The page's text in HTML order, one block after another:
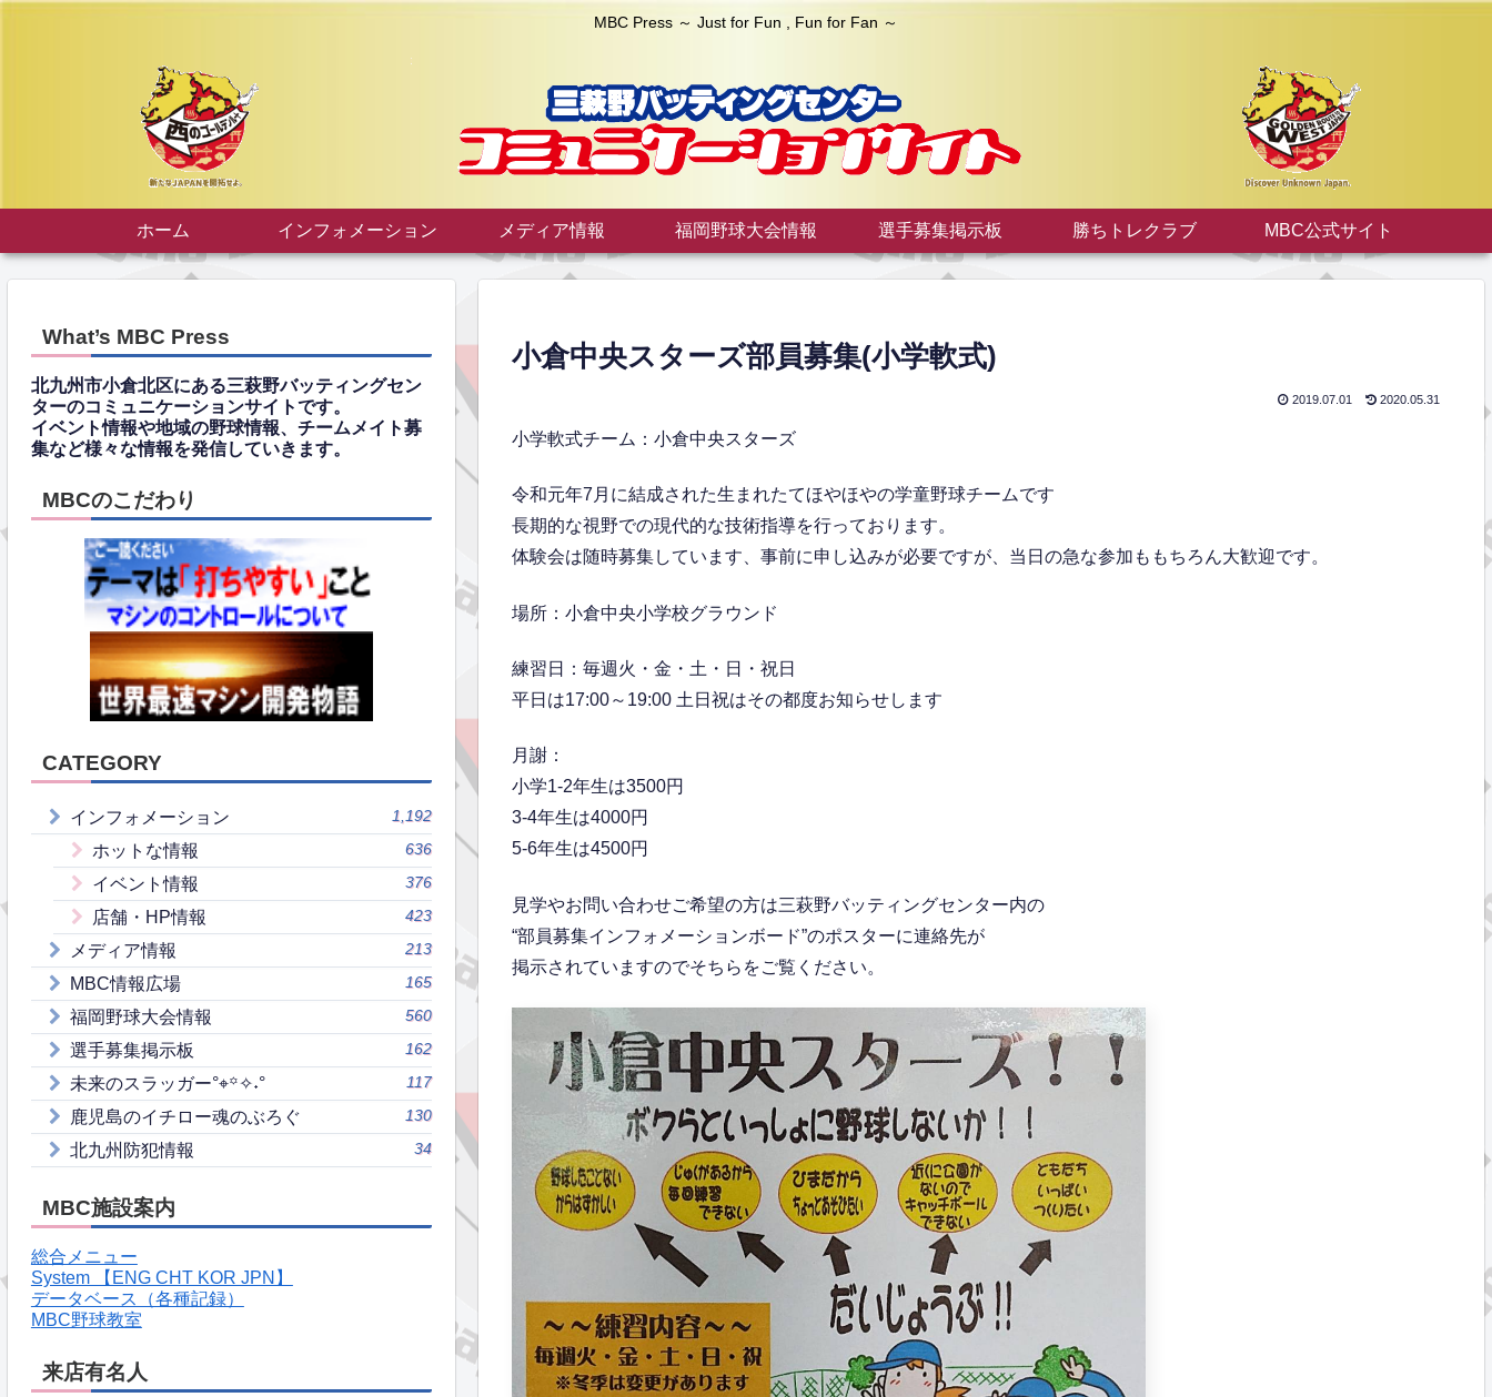
MBC Press ～ Just for Fun , Fun for Fan ～
ホーム インフォメーション メディア情報 福岡野球大会情報 選手募集掲示板 勝ちトレクラブ MBC公式サイト
小倉中央スターズ部員募集(小学軟式)
2019.07.01 2020.05.31
小学軟式チーム：小倉中央スターズ
令和元年7月に結成された生まれたてほやほやの学童野球チームです
長期的な視野での現代的な技術指導を行っております。
体験会は随時募集しています、事前に申し込みが必要ですが、当日の急な参加ももちろん大歓迎です。
場所：小倉中央小学校グラウンド
練習日：毎週火・金・土・日・祝日
平日は17:00～19:00 土日祝はその都度お知らせします
月謝：
小学1-2年生は3500円
3-4年生は4000円
5-6年生は4500円
見学やお問い合わせご希望の方は三萩野バッティングセンター内の
“部員募集インフォメーションボード”のポスターに連絡先が
掲示されていますのでそちらをご覧ください。
What’s MBC Press
北九州市小倉北区にある三萩野バッティングセン
ターのコミュニケーションサイトです。
イベント情報や地域の野球情報、チームメイト募
集など様々な情報を発信していきます。
MBCのこだわり
CATEGORY
インフォメーション 1,192
ホットな情報 636
イベント情報 376
店舗・HP情報 423
メディア情報 213
MBC情報広場 165
福岡野球大会情報 560
選手募集掲示板 162
未来のスラッガー°⌖꙳✧˖° 117
鹿児島のイチロー魂のぶろぐ 130
北九州防犯情報 34
MBC施設案内
総合メニュー
System 【ENG CHT KOR JPN】
データベース（各種記録）
MBC野球教室
来店有名人